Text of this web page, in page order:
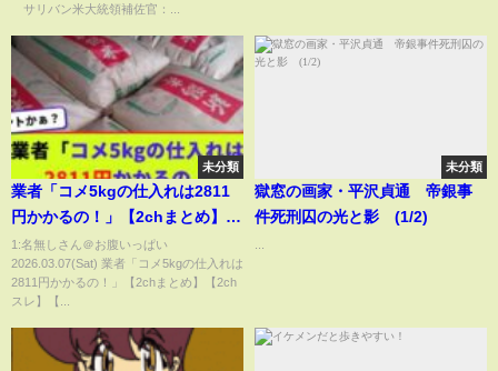
サリバン米大統領補佐官：...
未分類
業者「コメ5kgの仕入れは2811
円かかるの！」【2chまとめ】
【2chスレ】【5chスレ】
1:名無しさん＠お腹いっぱい
2026.03.07(Sat) 業者「コメ5kgの仕入れは
2811円かかるの！」【2chまとめ】【2ch
スレ】【...
未分類
獄窓の画家・平沢貞通 帝銀事
件死刑囚の光と影 (1/2)